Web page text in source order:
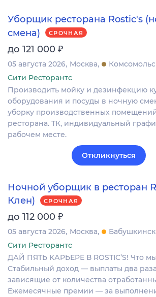
Уборщик ресторана Rostic's
смена)
СРОЧНАЯ
до 121 000 ₽
05 августа 2026 Москва
Сити Ресторантс
Производить мойку и дезинфекцию
оборудования и посуды в ночную
уборку производственных
ресторана. ТК, индивидуальный
рабочем месте.
Откликнуться
Ночной уборщик в ресторан
Клен)
СРОЧНАЯ
до 112 000 ₽
05 августа 2026 Москва
Сити Ресторантс
ДАЙ ПЯTЬ KАPЬЕРЕ В RОSТIС’S! Чтo
Стабильный дoxод — выплаты двa
зависящие oт кoличeства
Eжемecячные премии — зa